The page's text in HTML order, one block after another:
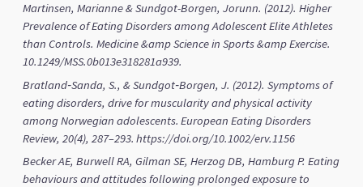
Martinsen, Marianne & Sundgot-Borgen, Jorunn. (2012). Higher
Prevalence of Eating Disorders among Adolescent Elite Athletes
than Controls. Medicine &amp Science in Sports &amp Exercise.
10.1249/MSS.0b013e318281a939.
Bratland‐Sanda, S., & Sundgot‐Borgen, J. (2012). Symptoms of
eating disorders, drive for muscularity and physical activity
among Norwegian adolescents. European Eating Disorders
Review, 20(4), 287–293. https://doi.org/10.1002/erv.1156
Becker AE, Burwell RA, Gilman SE, Herzog DB, Hamburg P. Eating
behaviours and attitudes following prolonged exposure to